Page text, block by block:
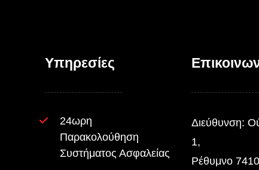
Υπηρεσίες
24ωρη
Παρακολούθηση
Συστήματος Ασφαλείας
Διεύθυνση:
1,
Ρέθυμνο